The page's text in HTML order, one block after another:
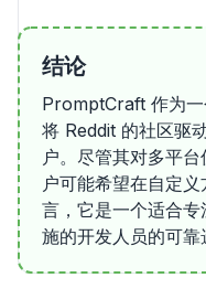
结论
PromptCraft 作为一
将 Reddit 的社区驱
户。尽管其对多平
户可能希望在自定
言，它是一个适合
施的开发人员的可靠